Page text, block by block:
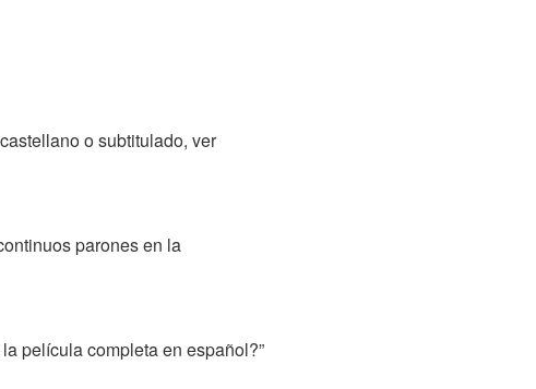
o subtitulado, ver
parones en la
película completa en español?”